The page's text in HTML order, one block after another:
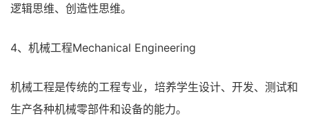
逻辑思维、创造性思维。
4、机械工程Mechanical Engineering
机械工程是传统的工程专业，培养学生设计、开发、测试和
生产各种机械零部件和设备的能力。